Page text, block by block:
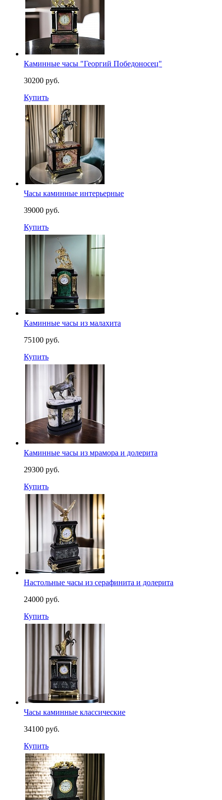
Каминные часы "Георгий Победоносец"
30200 руб.
Купить
Часы каминные интерьерные
39000 руб.
Купить
Каминные часы из малахита
75100 руб.
Купить
Каминные часы из мрамора и долерита
29300 руб.
Купить
Настольные часы из серафинита и долерита
24000 руб.
Купить
Часы каминные классические
34100 руб.
Купить